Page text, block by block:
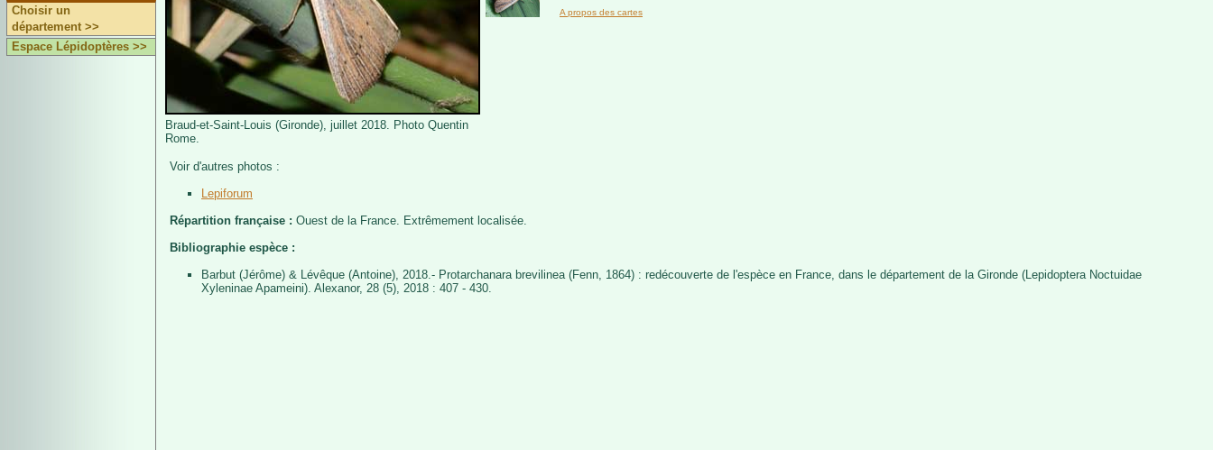
Choisir un
département >>
Espace Lépidoptères >>
Braud-et-Saint-Louis (Gironde), juillet 2018. Photo Quentin
Rome.
A propos des cartes
Voir d'autres photos :
Lepiforum
Répartition française : Ouest de la France. Extrêmement localisée.
Bibliographie espèce :
Barbut (Jérôme) & Lévêque (Antoine), 2018.- Protarchanara brevilinea (Fenn, 1864) : redécouverte de l'espèce en France, dans le département de la Gironde (Lepidoptera Noctuidae
Xyleninae Apameini). Alexanor, 28 (5), 2018 : 407 - 430.